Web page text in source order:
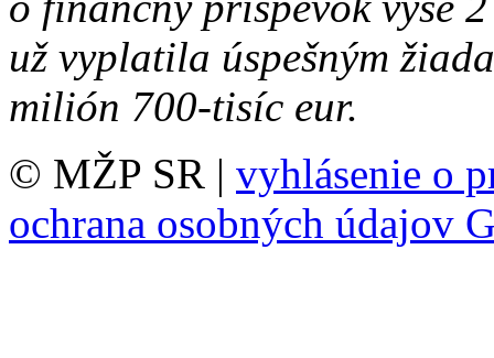
už vyplatila úspešným
milión 700-tisíc eur.
© MŽP SR | vyhlásenie o
ochrana osobných údajov